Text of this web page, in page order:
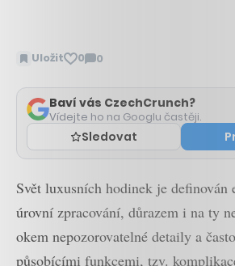
Uložit 0 0
Zobrazit
Baví vás CzechCrunch?
Vídejte ho na Googlu častěji.
Sledovat
Svět luxusních hodinek je definován
úrovní zpracování, důrazem i na ty
okem nepozorovatelné detaily a
působícími funkcemi, tzv.